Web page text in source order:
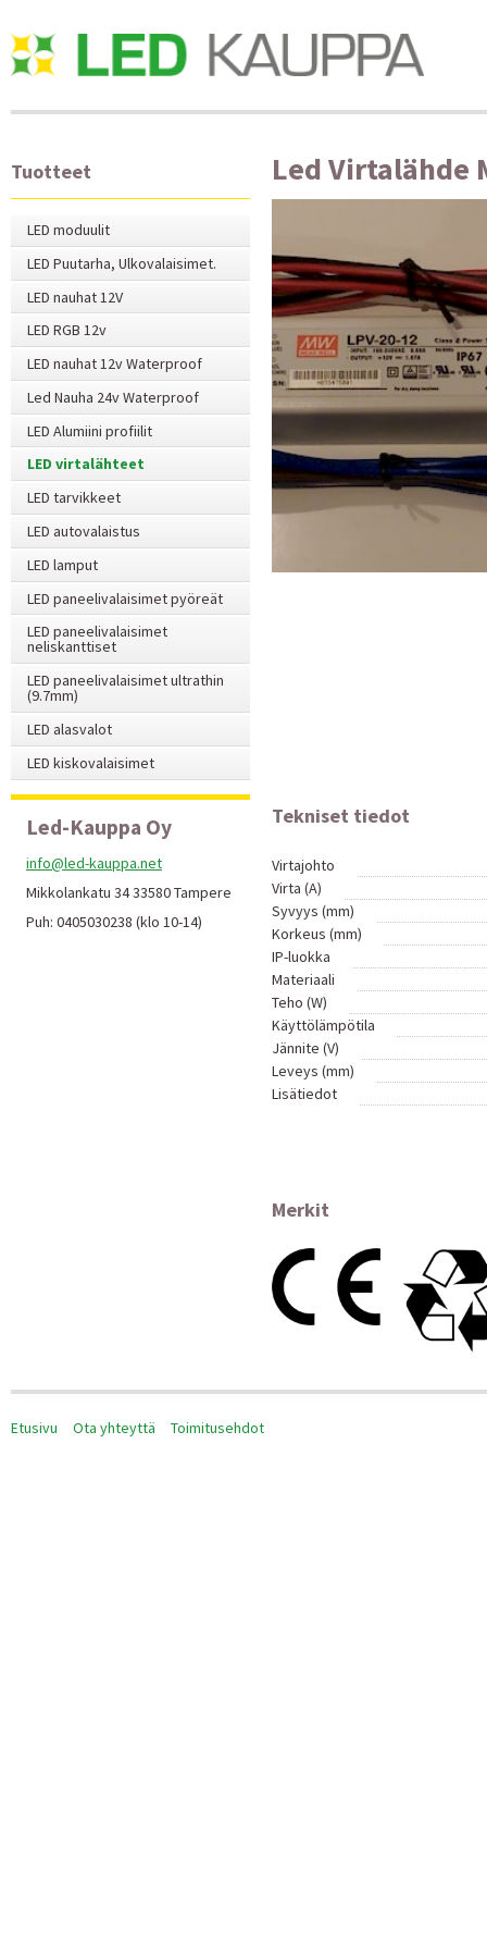
Led Virtalähde
Tekniset tiedot
Virtajohto
Virta (A)
Syvyys (mm)
Korkeus (mm)
IP-luokka
Materiaali
Teho (W)
Käyttölämpötila
Jännite (V)
Leveys (mm)
Lisätiedot
Merkit
Tuotteet
LED moduulit
LED Puutarha, Ulkovalaisimet.
LED nauhat 12V
LED RGB 12v
LED nauhat 12v Waterproof
Led Nauha 24v Waterproof
LED Alumiini profiilit
LED virtalähteet
LED tarvikkeet
LED autovalaistus
LED lamput
LED paneelivalaisimet pyöreät
LED paneelivalaisimet
neliskanttiset
LED paneelivalaisimet ultrathin
(9.7mm)
LED alasvalot
LED kiskovalaisimet
Led-Kauppa Oy
info@led-kauppa.net
Mikkolankatu 34 33580 Tampere
Puh: 0405030238 (klo 10-14)
Etusivu Ota yhteyttä Toimitusehdot